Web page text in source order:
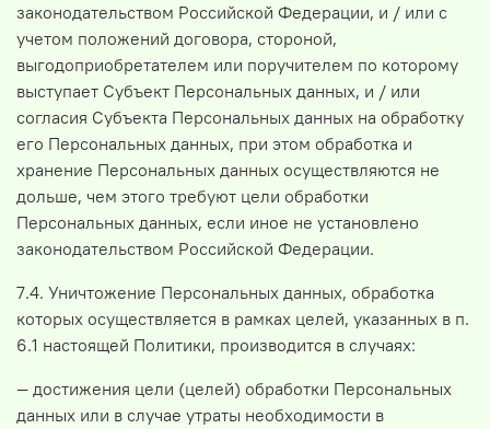
законодательством Российской Федерации, и / или с
учетом положений договора, стороной,
выгодоприобретателем или поручителем по которому
выступает Субъект Персональных данных, и / или
согласия Субъекта Персональных данных на обработку
его Персональных данных, при этом обработка и
хранение Персональных данных осуществляются не
дольше, чем этого требуют цели обработки
Персональных данных, если иное не установлено
законодательством Российской Федерации.
7.4. Уничтожение Персональных данных, обработка
которых осуществляется в рамках целей, указанных в п.
6.1 настоящей Политики, производится в случаях:
— достижения цели (целей) обработки Персональных
данных или в случае утраты необходимости в